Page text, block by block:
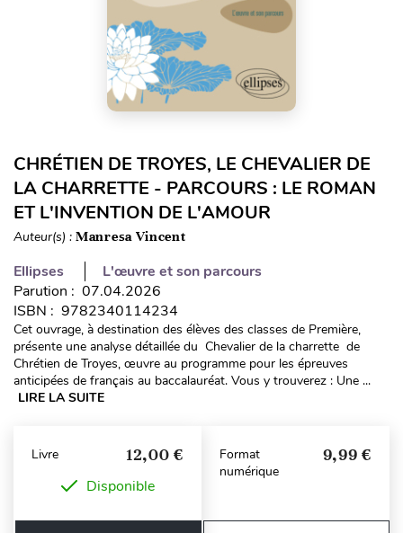
CHRÉTIEN DE TROYES, LE CHEVALIER DE
LA CHARRETTE - PARCOURS : LE ROMAN
ET L'INVENTION DE L'AMOUR
Auteur(s) : Manresa Vincent
Ellipses
L'œuvre et son parcours
Parution : 07.04.2026
ISBN : 9782340114234
Cet ouvrage, à destination des élèves des classes de Première,
présente une analyse détaillée du Chevalier de la charrette de
Chrétien de Troyes, œuvre au programme pour les épreuves
anticipées de français au baccalauréat. Vous y trouverez : Une ...
LIRE LA SUITE
Livre 12,00 €
Disponible
Format
numérique
9,99 €